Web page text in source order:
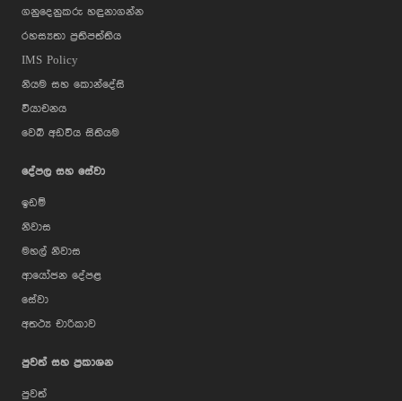
ගනුදෙනුකරු හඳුනාගන්න
රහස්‍යතා ප්‍රතිපත්තිය
IMS Policy
නියම සහ කොන්දේසි
වියාචනය
වෙබ් අඩවිය සිතියම
දේපල සහ සේවා
ඉඩම්
නිවාස
මහල් නිවාස
ආයෝජන දේපළ
සේවා
අතථ්‍ය චාරිකාව
පුවත් සහ ප්‍රකාශන
පුවත්